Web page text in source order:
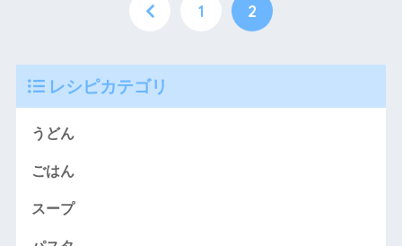
1 2
レシピカテゴリ
うどん
ごはん
スープ